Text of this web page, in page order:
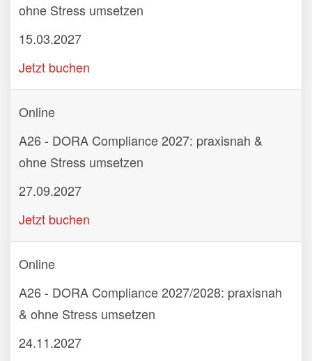
ohne Stress umsetzen
15.03.2027
Jetzt buchen
Online
A26 - DORA Compliance 2027: praxisnah &
ohne Stress umsetzen
27.09.2027
Jetzt buchen
Online
A26 - DORA Compliance 2027/2028: praxisnah
& ohne Stress umsetzen
24.11.2027